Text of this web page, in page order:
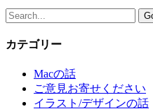
カテゴリー
Macの話
ご意見お寄せください
イラスト/デザインの話